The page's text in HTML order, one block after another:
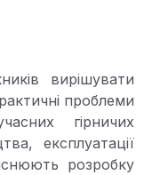
вирішувати
проблеми
гірничих
експлуатації
розробку